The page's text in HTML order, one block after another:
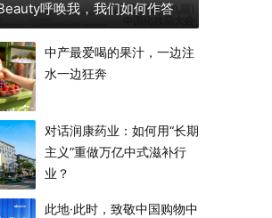
呼唤我，我们如何作答
中产最爱喝的果汁，一边注
水一边狂奔
对话润康药业：如何用“长期
主义”重做万亿中式滋补行
业？
此地·此时，致敬中国购物中